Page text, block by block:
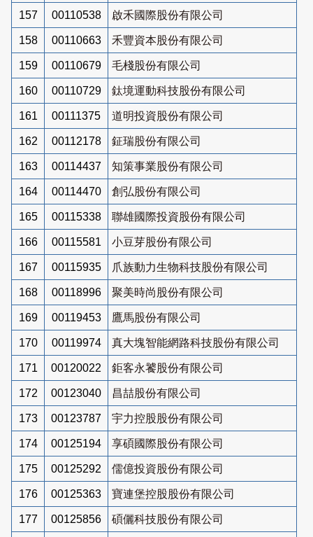
157 00110538 啟禾國際股份有限公司
158 00110663 禾豐資本股份有限公司
159 00110679 毛棧股份有限公司
160 00110729 鈦境運動科技股份有限公司
161 00111375 道明投資股份有限公司
162 00112178 鉦瑞股份有限公司
163 00114437 知策事業股份有限公司
164 00114470 創弘股份有限公司
165 00115338 聯雄國際投資股份有限公司
166 00115581 小豆芽股份有限公司
167 00115935 爪族動力生物科技股份有限公司
168 00118996 聚美時尚股份有限公司
169 00119453 鷹馬股份有限公司
170 00119974 真大塊智能網路科技股份有限公司
171 00120022 鉅客永饕股份有限公司
172 00123040 昌喆股份有限公司
173 00123787 宇力控股股份有限公司
174 00125194 享碩國際股份有限公司
175 00125292 儒億投資股份有限公司
176 00125363 寶連堡控股股份有限公司
177 00125856 碩儷科技股份有限公司